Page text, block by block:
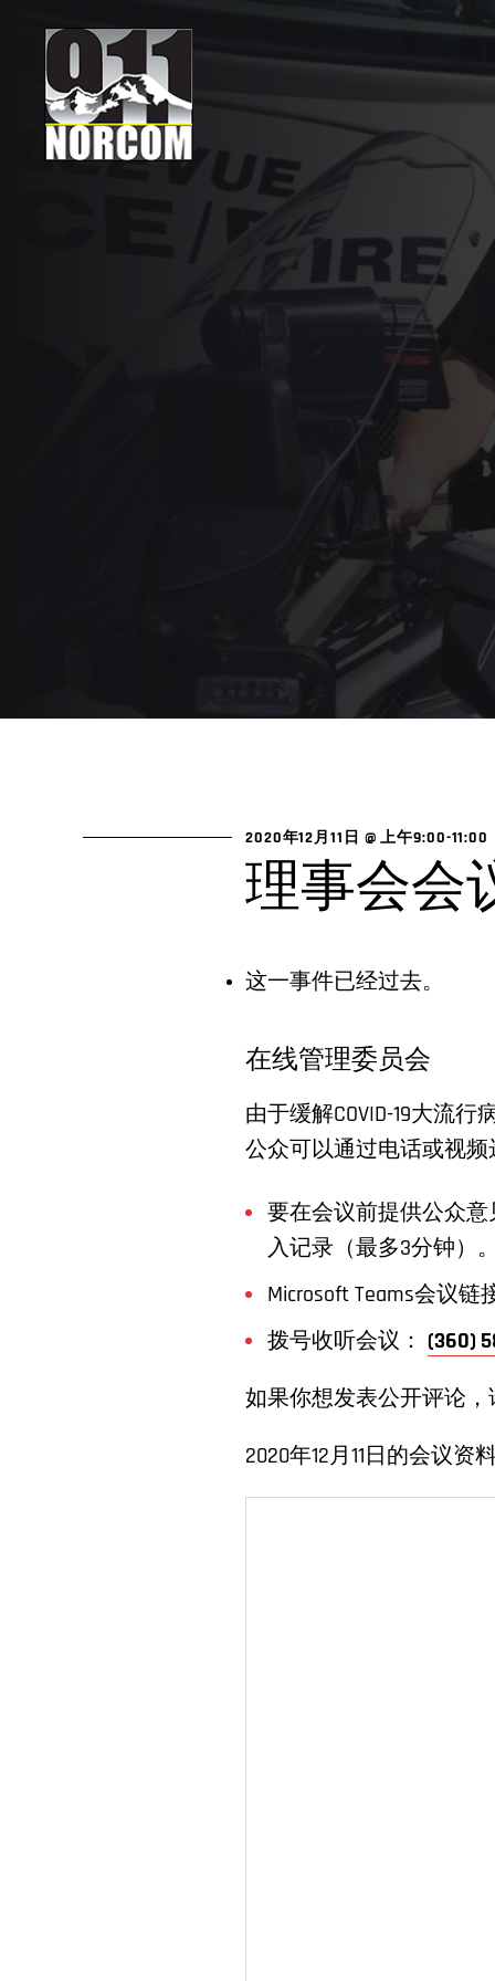
2020年12月11日 @ 上午9:00-11:00
理事会会
这一事件已经过去。
在线管理委员会
由于缓解COVID-19大流
公众可以通过电话或视频
要在会议前提供公众
入记录（最多3分钟）
Microsoft Teams会议链
拨号收听会议： (360)
如果你想发表公开评论，
2020年12月11日的会议资